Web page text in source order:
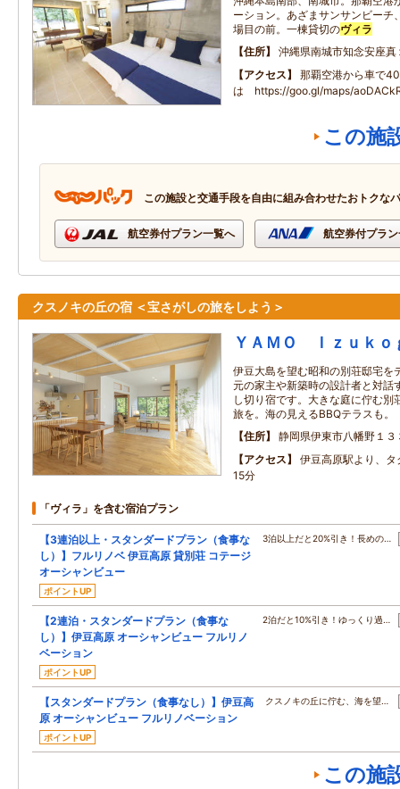
ーション。あざまサンサンビーチ
場目の前。一棟貸切のヴィラ
住所
沖縄県南城市知念安座真
アクセス
那覇空港から車で
は https://goo.gl/maps/
この施
この施設と交通手段を自由に組み合わせたおトクな
航空券付プラン一覧へ 航空券付プラ
クスノキの丘の宿 ＜宝さがしの旅をしよう＞
ＹＡＭＯ Ｉｚｕｋｏ
伊豆大島を望む昭和の別荘邸宅を
元の家主や新築時の設計者と対話
し切り宿です。大きな庭に佇む別
旅を。海の見えるBBQテラスも。
住所
静岡県伊東市八幡野１３
アクセス
伊豆高原駅より、
15分
「ヴィラ」を含む宿泊プラン
【3連泊以上・スタンダードプラン（食事な
し）】フルリノベ 伊豆高原 貸別荘 コテージ
オーシャンビュー
ポイントUP
3泊以上だと20%引き！長めの…
【2連泊・スタンダードプラン（食事な
し）】伊豆高原 オーシャンビュー フルリノ
ベーション
ポイントUP
2泊だと10%引き！ゆっくり過…
【スタンダードプラン（食事なし）】伊豆高
原 オーシャンビュー フルリノベーション
ポイントUP
クスノキの丘に佇む、海を望…
この施